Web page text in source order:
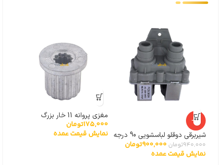
-4%
شیربرقی دوقلو لباسشویی 90 درجه
توشیبا
940,000تومان 900,000تومان
نمایش قیمت عمده
مغزی پروانه 11 خار بزرگ
175,000تومان
نمایش قیمت عمده